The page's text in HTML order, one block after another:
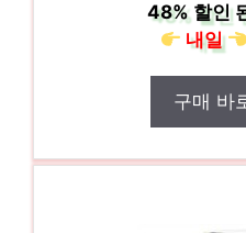
48%할인
내일
구매 바